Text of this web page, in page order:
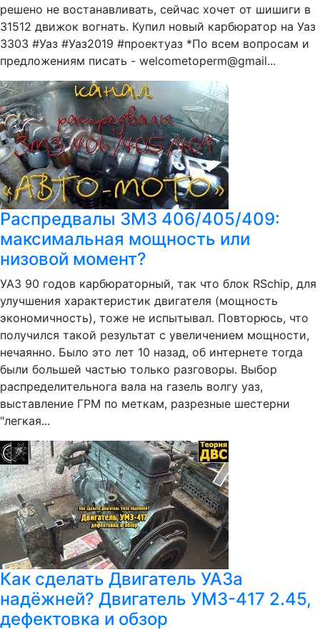
решено не востанавливать, сейчас хочет от шишиги в
31512 движок вогнать. Купил новый карбюратор на Уаз
3303 #Уаз #Уаз2019 #проектуаз *По всем вопросам и
предложениям писать - welcometoperm@gmail...
Распредвалы ЗМЗ 406/405/409:
максимальная мощность или
низовой момент?
УАЗ 90 годов карбюраторный, так что блок RSchip, для
улучшения характеристик двигателя (мощность
экономичность), тоже не испытывал. Повторюсь, что
получился такой результат с увеличением мощности,
нечаянно. Было это лет 10 назад, об интернете тогда
были большей частью только разговоры. Выбор
распределительнога вала на газель волгу уаз,
выставление ГРМ по меткам, разрезные шестерни
"легкая...
Как сделать Двигатель УАЗа
надёжней? Двигатель УМЗ-417 2.45,
дефектовка и обзор